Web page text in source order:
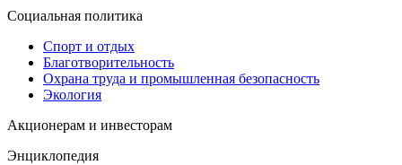
Социальная политика
Спорт и отдых
Благотворительность
Охрана труда и промышленная безопасность
Экология
Акционерам и инвесторам
Энциклопедия